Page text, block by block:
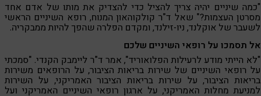
"כמה שיניים יהיה צריך להציל כדי להצדיק את מותו של אדם אחד
מסרטן העצמות?" שאל ד"ר קולקוהאון המנוח, רופא השיניים הראשי
לשעבר של אוקלנד, ניו-זילנד, ומקדם הפלרה שהפך להיות ממבקריה.
אל תסמכו על רופאי השיניים שלכם
"לא הייתי מודע לרעילות הפלואוריד", אמר ד"ר ליימבק הקנדי. "סמכתי
על רופאי השיניים של שירות בריאות הציבור, על הרופאים משירות
בריאות הציבור, על שירות בריאות הציבור האמריקני, על השירות
למניעת מחלות האמריקני, על ארגון רופאי השיניים האמריקני ועל